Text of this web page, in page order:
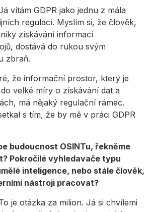
vítám GDPR jako jednu z mála
regulací. Myslím si, že člověk,
získávání informací
dostává do rukou svým
zbraň.
že informační prostor, který je
velké míry o získávání dat a
má nějaký regulační rámec.
s tím, že by mě v práci GDPR
budoucnost OSINTu, řekněme
Pokročilé vyhledavače typu
inteligence, nebo stále člověk,
nástroji pracovat?
je otázka za milion. Já si chvílemi
on information